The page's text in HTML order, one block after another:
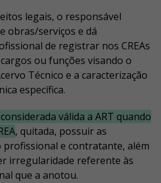
legais, o responsável
obras/serviços e dá
de registrar nos CREAs
ou funções visando o
Técnico e a caracterização
específica.
válida a ART quando
, quitada, possuir as
e contratante, além
irregularidade referente às
que a anotou.